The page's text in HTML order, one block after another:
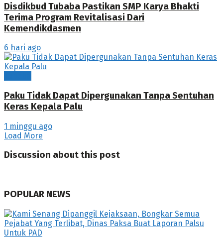
Disdikbud Tubaba Pastikan SMP Karya Bhakti
Terima Program Revitalisasi Dari
Kemendikdasmen
6 hari ago
Paku Tidak Dapat Dipergunakan Tanpa Sentuhan
Keras Kepala Palu
1 minggu ago
Load More
Discussion about this post
POPULAR NEWS